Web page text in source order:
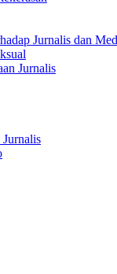
Jurnalis dan
Jurnalis